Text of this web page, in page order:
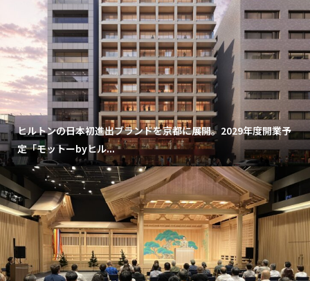
ヒルトンの日本初進出ブランドを京都に展開。2029年度開業予
定「モットーbyヒル...